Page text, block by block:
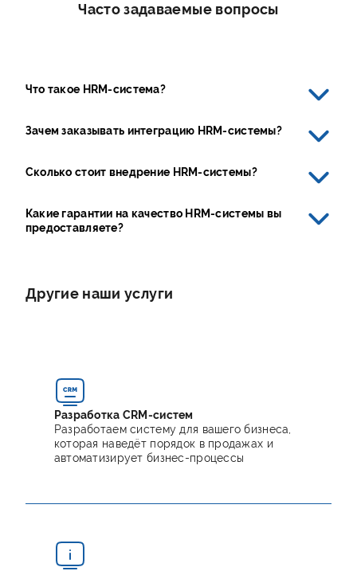
Часто задаваемые вопросы
Что такое HRM-система?
Зачем заказывать интеграцию HRM-системы?
Сколько стоит внедрение HRM-системы?
Какие гарантии на качество HRM-системы вы
предоставляете?
Другие наши услуги
Разработка CRM-систем
Разработаем систему для вашего бизнеса,
которая наведёт порядок в продажах и
автоматизирует бизнес-процессы